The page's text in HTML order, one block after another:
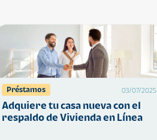
Préstamos 03/07/2025
Adquiere tu casa nueva con el
respaldo de Vivienda en Línea